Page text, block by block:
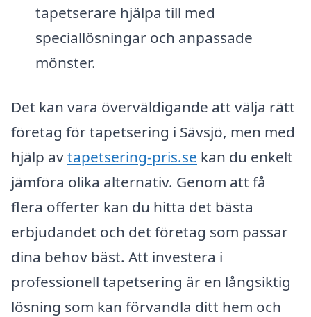
tapetserare hjälpa till med
speciallösningar och anpassade
mönster.
Det kan vara överväldigande att välja rätt
företag för tapetsering i Sävsjö, men med
hjälp avtapetsering-pris.se kan du enkelt
jämföra olika alternativ. Genom att få
flera offerter kan du hitta det bästa
erbjudandet och det företag som passar
dina behov bäst. Att investera i
professionell tapetsering är en långsiktig
lösning som kan förvandla ditt hem och